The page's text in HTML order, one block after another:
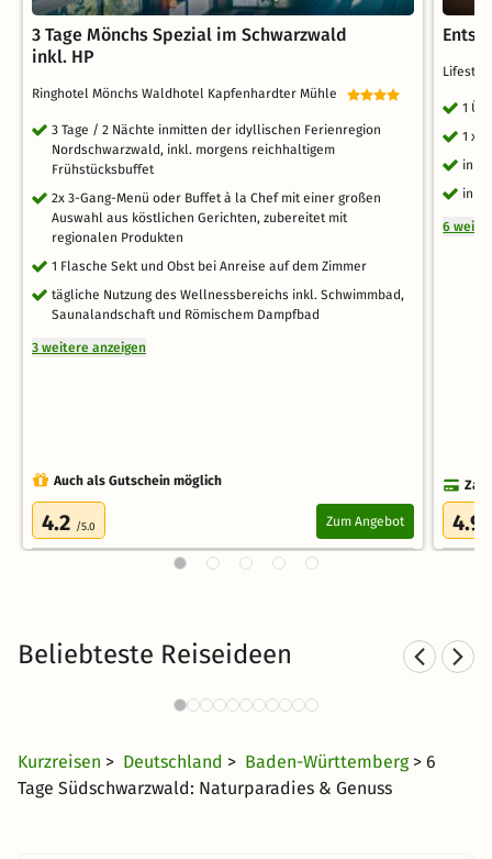
3 Tage Mönchs Spezial im Schwarzwald
inkl. HP
Ringhotel Mönchs Waldhotel Kapfenhardter Mühle
3 Tage / 2 Nächte inmitten der idyllischen Ferienregion
Nordschwarzwald, inkl. morgens reichhaltigem
Frühstücksbuffet
2x 3-Gang-Menü oder Buffet à la Chef mit einer großen
Auswahl aus köstlichen Gerichten, zubereitet mit
regionalen Produkten
1 Flasche Sekt und Obst bei Anreise auf dem Zimmer
tägliche Nutzung des Wellnessbereichs inkl. Schwimmbad,
Saunalandschaft und Römischem Dampfbad
3 weitere anzeigen
Auch als Gutschein möglich
4.2 /5.0 Zum Angebot
1
1 x
inkl.
inkl.
6
4.9
Beliebteste Reiseideen
Sporthotels im Schwarzwald
831 Angebote
Kurzreisen > Deutschland > Baden-Württemberg > 6
Tage Südschwarzwald: Naturparadies & Genuss